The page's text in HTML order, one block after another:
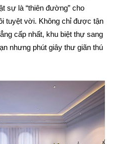
sự là “thiên đường” cho
tuyệt vời. Không chỉ được tận
cấp nhất, khu biệt thự sang
nhưng phút giây thư giãn thú